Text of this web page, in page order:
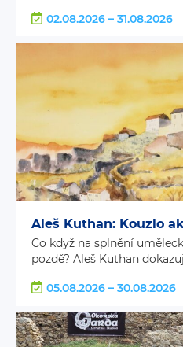
02.08.2026 – 31.08.2026
Aleš Kuthan: Kouzlo
Co když na splnění
pozdě? Aleš Kuthan
05.08.2026 – 30.08.2026